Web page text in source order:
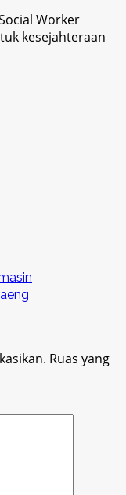
Worker
kesejahteraan
Ruas yang